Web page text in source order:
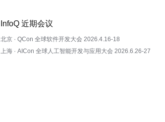
InfoQ 近期会议
北京 · QCon 全球软件开发大会 2026.4.16-18
上海 · AICon 全球人工智能开发与应用大会 2026.6.26-27